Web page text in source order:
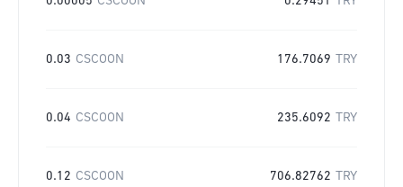
0.03 CSCOON 176.7069 TRY
0.04 CSCOON 235.6092 TRY
0.12 CSCOON 706.82762 TRY